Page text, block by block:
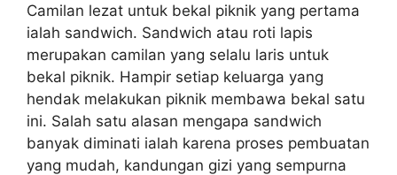
Camilan lezat untuk bekal piknik yang pertama
ialah sandwich. Sandwich atau roti lapis
merupakan camilan yang selalu laris untuk
bekal piknik. Hampir setiap keluarga yang
hendak melakukan piknik membawa bekal satu
ini. Salah satu alasan mengapa sandwich
banyak diminati ialah karena proses pembuatan
yang mudah, kandungan gizi yang sempurna